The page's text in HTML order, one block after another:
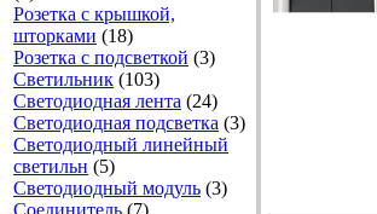
Розетка с крышкой,
шторками (18)
Розетка с подсветкой (3)
Светильник (103)
Светодиодная лента (24)
Светодиодная подсветка (3)
Светодиодный линейный
светильн (5)
Светодиодный модуль (3)
Соединитель (7)